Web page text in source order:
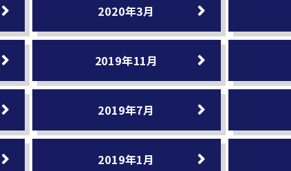
2020年3月
2019年11月
2019年7月
2019年1月